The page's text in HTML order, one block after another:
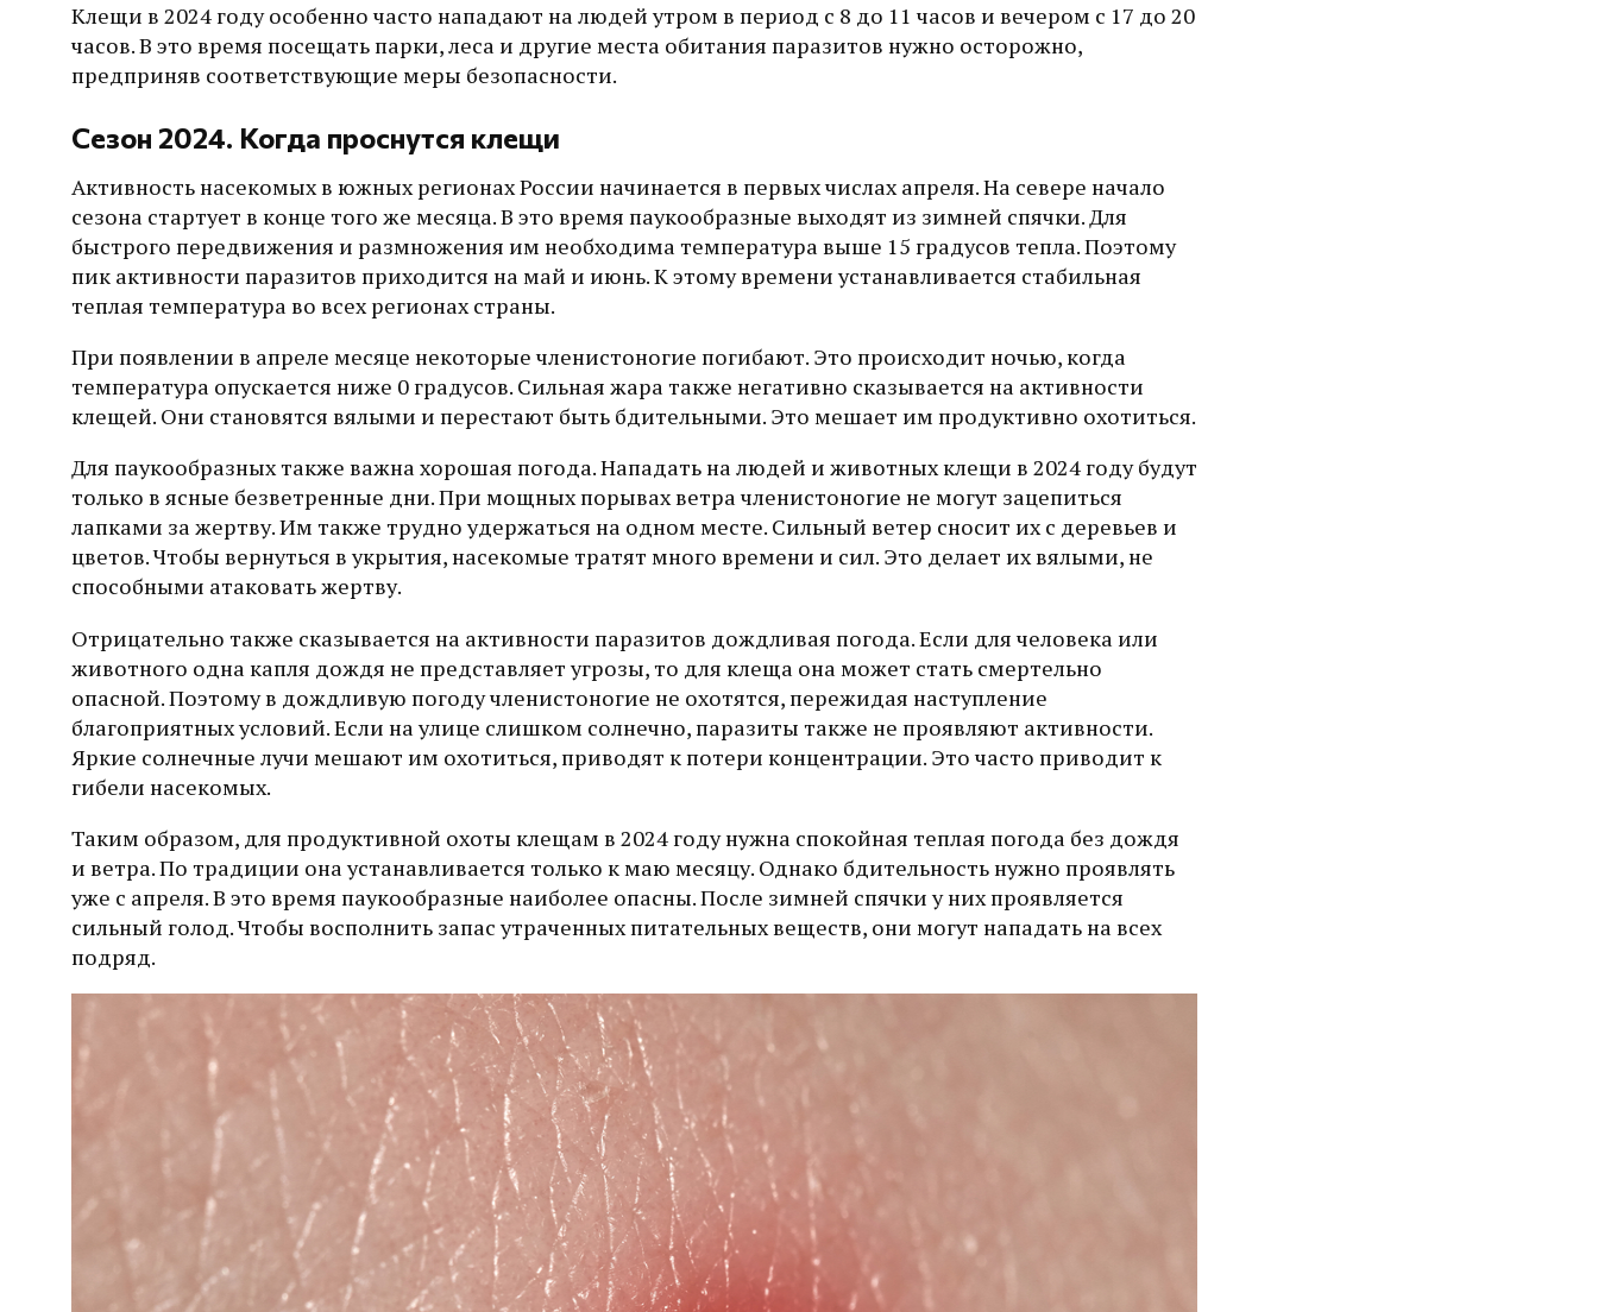
Клещи в 2024 году особенно часто нападают на людей утром в период с 8 до 11 часов и вечером с 17 до 20
часов. В это время посещать парки, леса и другие места обитания паразитов нужно осторожно,
предприняв соответствующие меры безопасности.
Сезон 2024. Когда проснутся клещи
Активность насекомых в южных регионах России начинается в первых числах апреля. На севере начало
сезона стартует в конце того же месяца. В это время паукообразные выходят из зимней спячки. Для
быстрого передвижения и размножения им необходима температура выше 15 градусов тепла. Поэтому
пик активности паразитов приходится на май и июнь. К этому времени устанавливается стабильная
теплая температура во всех регионах страны.
При появлении в апреле месяце некоторые членистоногие погибают. Это происходит ночью, когда
температура опускается ниже 0 градусов. Сильная жара также негативно сказывается на активности
клещей. Они становятся вялыми и перестают быть бдительными. Это мешает им продуктивно охотиться.
Для паукообразных также важна хорошая погода. Нападать на людей и животных клещи в 2024 году будут
только в ясные безветренные дни. При мощных порывах ветра членистоногие не могут зацепиться
лапками за жертву. Им также трудно удержаться на одном месте. Сильный ветер сносит их с деревьев и
цветов. Чтобы вернуться в укрытия, насекомые тратят много времени и сил. Это делает их вялыми, не
способными атаковать жертву.
Отрицательно также сказывается на активности паразитов дождливая погода. Если для человека или
животного одна капля дождя не представляет угрозы, то для клеща она может стать смертельно
опасной. Поэтому в дождливую погоду членистоногие не охотятся, пережидая наступление
благоприятных условий. Если на улице слишком солнечно, паразиты также не проявляют активности.
Яркие солнечные лучи мешают им охотиться, приводят к потери концентрации. Это часто приводит к
гибели насекомых.
Таким образом, для продуктивной охоты клещам в 2024 году нужна спокойная теплая погода без дождя
и ветра. По традиции она устанавливается только к маю месяцу. Однако бдительность нужно проявлять
уже с апреля. В это время паукообразные наиболее опасны. После зимней спячки у них проявляется
сильный голод. Чтобы восполнить запас утраченных питательных веществ, они могут нападать на всех
подряд.